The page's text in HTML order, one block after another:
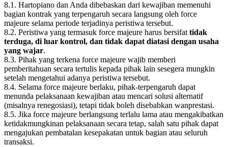
8.1. Hartopiano dan Anda dibebaskan dari kewajiban memenuhi
bagian kontrak yang terpengaruh secara langsung oleh force
majeure selama periode terjadinya peristiwa tersebut.
8.2. Peristiwa yang termasuk force majeure harus bersifat tidak
terduga, di luar kontrol, dan tidak dapat diatasi dengan usaha
yang wajar.
8.3. Pihak yang terkena force majeure wajib memberi
pemberitahuan secara tertulis kepada pihak lain sesegera mungkin
setelah mengetahui adanya peristiwa tersebut.
8.4. Selama force majeure berlaku, pihak‑terpengaruh dapat
menunda pelaksanaan kewajiban atau mencari solusi alternatif
(misalnya renegosiasi), tetapi tidak boleh disebabkan wanprestasi.
8.5. Jika force majeure berlangsung terlalu lama atau mengakibatkan
ketidakmungkinan pelaksanaan secara tetap, salah satu pihak dapat
mengajukan pembatalan kesepakatan untuk bagian atau seluruh
transaksi.